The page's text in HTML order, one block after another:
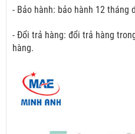
- Bảo hành: bảo hành 12 tháng
- Đổi trả hàng: đổi trả hàng
hàng.